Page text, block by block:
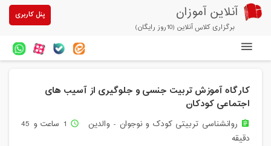
آنلاین آموزان
برگزاری کلاس آنلاین (10روز رایگان)
پنل کاربری
آزمون های آنلاین
مقالات آنلاین آموزان
کارگاه آموزش تربیت جنسی و جلوگیری از آسیب های
اجتماعی کودکان
assignment روانشناسی تربیتی کودک و نوجوان - والدین access_time
1 ساعت و 45
دقیقه